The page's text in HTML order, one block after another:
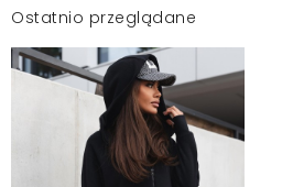
Ostatnio przeglądane